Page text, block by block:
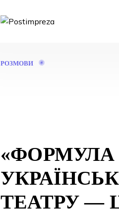
РОЗМОВИ
«ФОРМУЛА
ТЕАТРУ —